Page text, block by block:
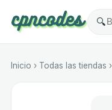
🔍
Inicio › Todas las tiendas ›